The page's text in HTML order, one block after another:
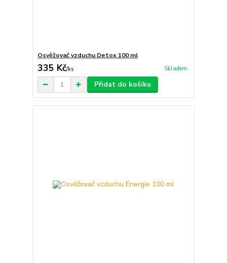
Osvěžovač vzduchu Detox 100 ml
335 Kč/ks Skladem
Přidat do košíku